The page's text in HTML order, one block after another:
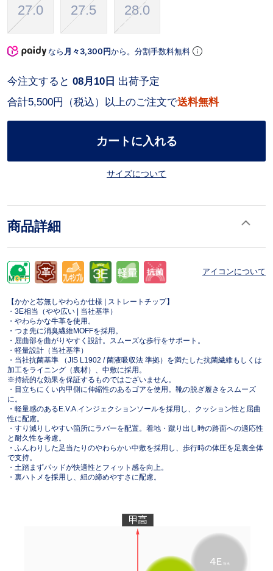
27.0 27.5 28.0
なら 月々3,300円から。分割手数料無料
合計5,500円（税込）以上のご注文で送料無料
今注文すると 08月10日 出荷予定
カートに入れる
サイズについて
商品詳細
アイコンについて
【かかと芯無しやわらか仕様 | ストレートチップ】
・3E相当（やや広い | 当社基準）
・やわらかな牛革を使用。
・つま先に消臭繊維MOFFを採用。
・屈曲部を曲がりやすく設計。スムーズな歩行をサポート。
・軽量設計（当社基準）
・当社抗菌基準 （JIS L1902 / 菌液吸収法 準拠）を満たした抗菌繊維もしくは
加工をライニング（裏材）、中敷に採用。
※持続的な効果を保証するものではございません。
・目立ちにくい内甲側に伸縮性のあるゴアを使用。靴の脱ぎ履きをスムーズ
に。
・軽量感のあるE.V.A.インジェクションソールを採用し、クッション性と屈曲
性に配慮。
・すり減りしやすい箇所にラバーを配置。着地・蹴り出し時の路面への適応性
と耐久性を考慮。
・ふんわりした足当たりのやわらかい中敷を採用し、歩行時の体圧を足裏全体
で支持。
・土踏まずパッドが快適性とフィット感を向上。
・裏ハトメを採用し、紐の締めやすさに配慮。